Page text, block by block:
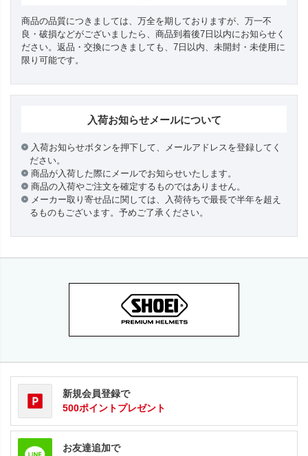
商品の品質につきましては、万全を期しておりますが、万一不
良・破損などがございましたら、商品到着後7日以内にお知らせく
ださい。返品・交換につきましても、7日以内、未開封・未使用に
限り可能です。
入荷お知らせメールについて
入荷お知らせボタンを押下して、メールアドレスを登録してく
ださい。
商品が入荷した際にメールでお知らせいたします。
商品の入荷やご注文を確定するものではありません。
メーカー取り寄せ品に関しては、入荷待ちで最長で半年を超え
るものもございます。予めご了承ください。
新規会員登録で
500ポイントプレゼント
お友達追加で